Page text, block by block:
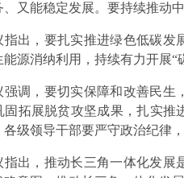
、又能稳定发展。要持续推动
指出，要扎实推进绿色低碳发
源消纳利用，持续有力开展“
强调，要切实保障和改善民生
固拓展脱贫攻坚成果，扎实
各级领导干部要严守政治纪律
指出，推动长三角一体化发展